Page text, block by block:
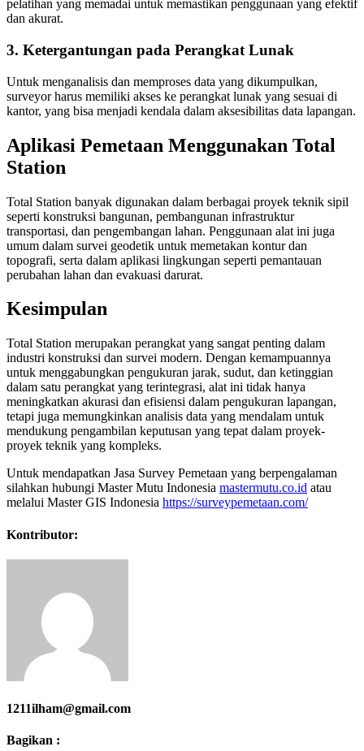
pelatihan yang memadai untuk memastikan penggunaan yang efektif
dan akurat.
3. Ketergantungan pada Perangkat Lunak
Untuk menganalisis dan memproses data yang dikumpulkan,
surveyor harus memiliki akses ke perangkat lunak yang sesuai di
kantor, yang bisa menjadi kendala dalam aksesibilitas data lapangan.
Aplikasi Pemetaan Menggunakan Total
Station
Total Station banyak digunakan dalam berbagai proyek teknik sipil
seperti konstruksi bangunan, pembangunan infrastruktur
transportasi, dan pengembangan lahan. Penggunaan alat ini juga
umum dalam survei geodetik untuk memetakan kontur dan
topografi, serta dalam aplikasi lingkungan seperti pemantauan
perubahan lahan dan evakuasi darurat.
Kesimpulan
Total Station merupakan perangkat yang sangat penting dalam
industri konstruksi dan survei modern. Dengan kemampuannya
untuk menggabungkan pengukuran jarak, sudut, dan ketinggian
dalam satu perangkat yang terintegrasi, alat ini tidak hanya
meningkatkan akurasi dan efisiensi dalam pengukuran lapangan,
tetapi juga memungkinkan analisis data yang mendalam untuk
mendukung pengambilan keputusan yang tepat dalam proyek-
proyek teknik yang kompleks.
Untuk mendapatkan Jasa Survey Pemetaan yang berpengalaman
silahkan hubungi Master Mutu Indonesia mastermutu.co.id atau
melalui Master GIS Indonesia https://surveypemetaan.com/
Kontributor:
1211ilham@gmail.com
Bagikan :